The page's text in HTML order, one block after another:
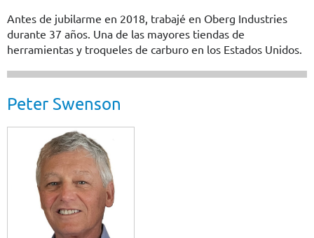
Antes de jubilarme en 2018, trabajé en Oberg Industries
durante 37 años. Una de las mayores tiendas de
herramientas y troqueles de carburo en los Estados Unidos.
Peter Swenson